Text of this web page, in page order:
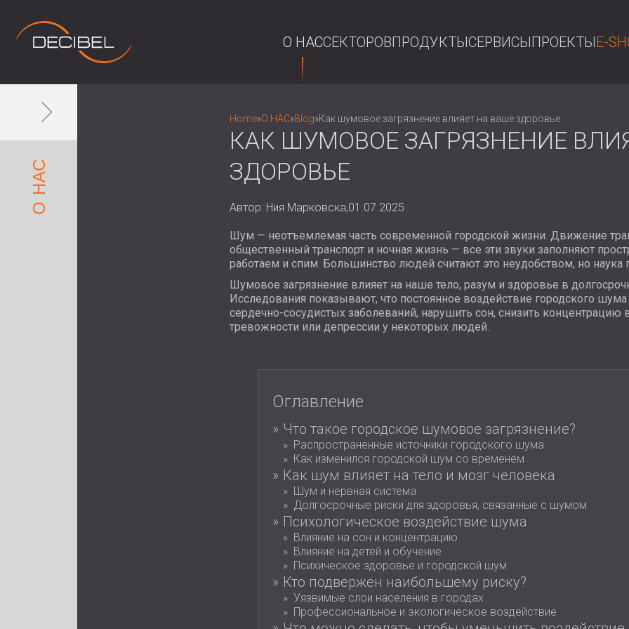
О НАССЕКТОРОВПРОДУКТЫСЕРВИСЫПРОЕКТЫE-
О НАС
Home»О НАС»Blog»Как шумовое загрязнение влияет на ваше здоровье
КАК ШУМОВОЕ ЗАГРЯЗНЕНИЕ
ЗДОРОВЬЕ
Автор: Ния Марковска,01.07.2025
Шум — неотъемлемая часть современной городской жизни. Движение
общественный транспорт и ночная жизнь — все эти звуки заполняют
работаем и спим. Большинство людей считают это неудобством, но наука
Шумовое загрязнение влияет на наше тело, разум и здоровье в
Исследования показывают, что постоянное воздействие городского
сердечно-сосудистых заболеваний, нарушить сон, снизить
тревожности или депрессии у некоторых людей.
Оглавление
Что такое городское шумовое загрязнение?
Распространенные источники городского шума
Как изменился городской шум со временем
Как шум влияет на тело и мозг человека
Шум и нервная система
Долгосрочные риски для здоровья, связанные с шумом
Психологическое воздействие шума
Влияние на сон и концентрацию
Влияние на детей и обучение
Психическое здоровье и городской шум
Кто подвержен наибольшему риску?
Уязвимые слои населения в городах
Профессиональное и экологическое воздействие